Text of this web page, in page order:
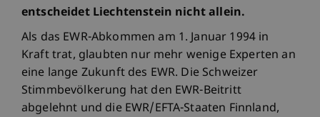
entscheidet Liechtenstein nicht allein.
Als das EWR-Abkommen am 1. Januar 1994 in
Kraft trat, glaubten nur mehr wenige Experten an
eine lange Zukunft des EWR. Die Schweizer
Stimmbevölkerung hat den EWR-Beitritt
abgelehnt und die EWR/EFTA-Staaten Finnland,